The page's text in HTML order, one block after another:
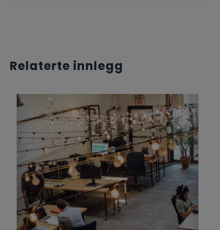
Relaterte innlegg